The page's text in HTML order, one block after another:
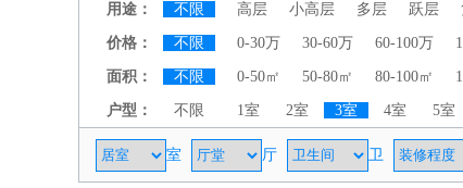
用途： 不限 高层 小高层 多层 跃层
价格： 不限 0-30万 30-60万 60-100万
面积： 不限 0-50㎡ 50-80㎡ 80-100㎡
户型： 不限 1室 2室 3室 4室 5室
室 厅 卫